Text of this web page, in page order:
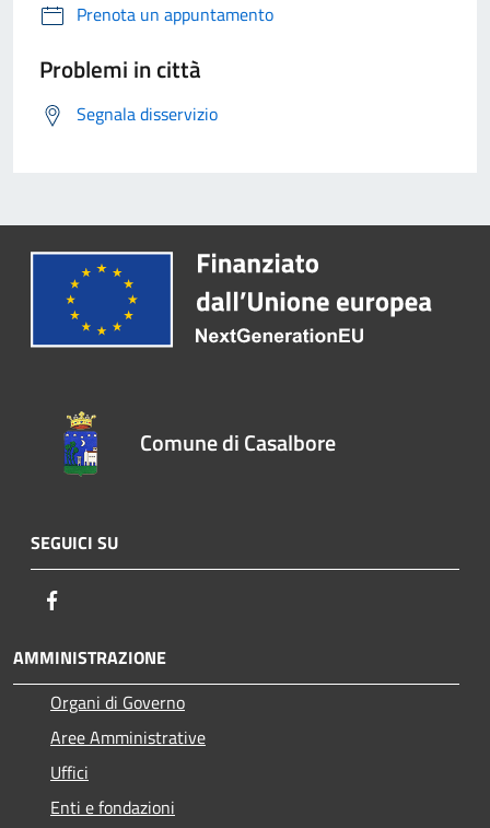
Prenota un appuntamento
Problemi in città
Segnala disservizio
Comune di Casalbore
SEGUICI SU
AMMINISTRAZIONE
Organi di Governo
Aree Amministrative
Uffici
Enti e fondazioni